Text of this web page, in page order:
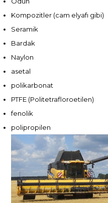
Kompozitler (cam elyafı gibi)
Seramik
Bardak
Naylon
asetal
polikarbonat
PTFE (Politetrafloroetilen)
fenolik
polipropilen